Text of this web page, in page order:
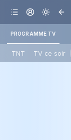
PROGRAMME TV
TNT TV ce soir